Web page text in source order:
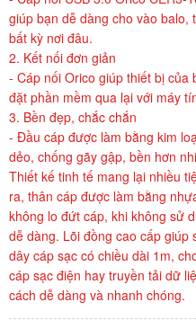
giúp bạn dễ dàng cho vào balo,
bất kỳ nơi đâu.
2. Kết nối đơn giản
- Cáp nối Orico giúp thiết bị
đặt phần mềm qua lại với máy
3. Bền đẹp, chắc chắn
- Đầu cáp được làm bằng kim
dẻo, chống gãy gập, bền hơn
Thiết kế tinh tế mang lại nhiều
ra, thân cáp được làm bằng
không lo đứt cáp, khi không sử
dễ dàng. Lõi đồng cao cấp giúp
dây cáp sạc có chiều dài 1m,
cáp sạc điện hay truyền tải dữ
cách dễ dàng và nhanh chóng.